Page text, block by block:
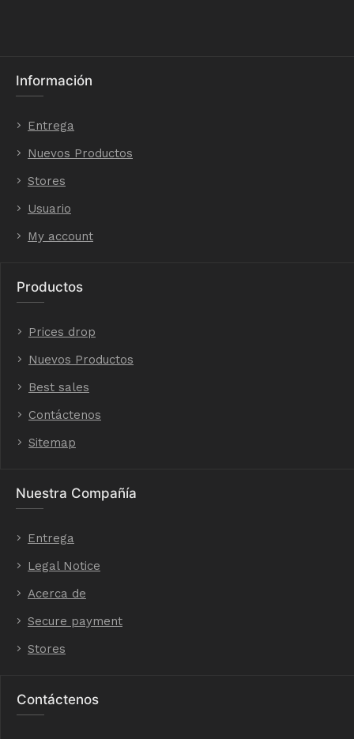
Información
Entrega
Nuevos Productos
Stores
Usuario
My account
Productos
Prices drop
Nuevos Productos
Best sales
Contáctenos
Sitemap
Nuestra Compañía
Entrega
Legal Notice
Acerca de
Secure payment
Stores
Contáctenos